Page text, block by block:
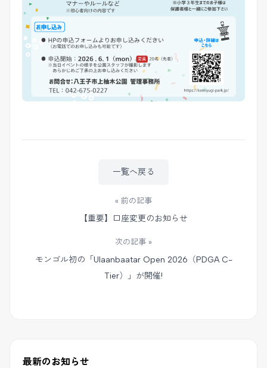
« 前の記事
【重要】口座変更のお知らせ
一覧へ戻る
次の記事 »
モンゴル初の「Ulaanbaatar Open 2026（PDGA C-
Tier）」が開催!
最新のお知らせ